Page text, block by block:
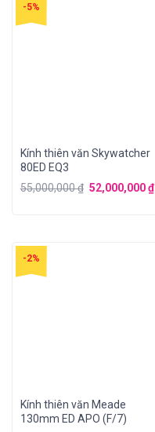
-5%
Kính thiên văn Skywatcher
80ED EQ3
55,000,000₫ 52,000,000₫
-2%
Kính thiên văn Meade
130mm ED APO (F/7)